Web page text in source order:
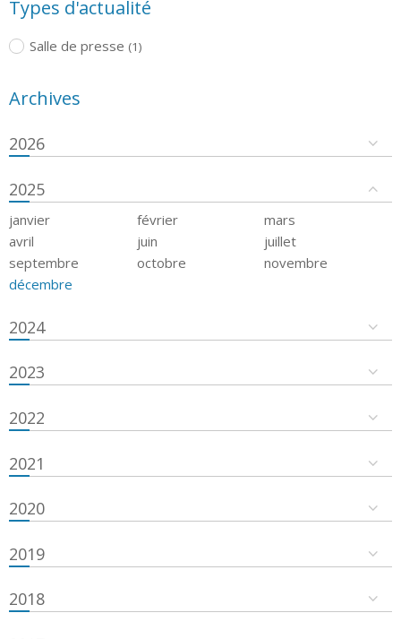
Types d'actualité
Salle de presse (1)
Archives
2026
2025
janvier février
mars
avril
juin
juillet
septembre
octobre
novembre
décembre
2024
2023
2022
2021
2020
2019
2018